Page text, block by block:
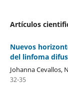
Artículos
Nuevos
del linfoma
Johanna Cevallos,
32-35